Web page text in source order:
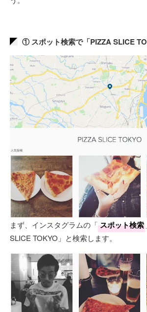
① スポット検索で「PIZZA SLICE
まず、インスタグラムの「 スポット検索
SLICE TOKYO」と検索します。